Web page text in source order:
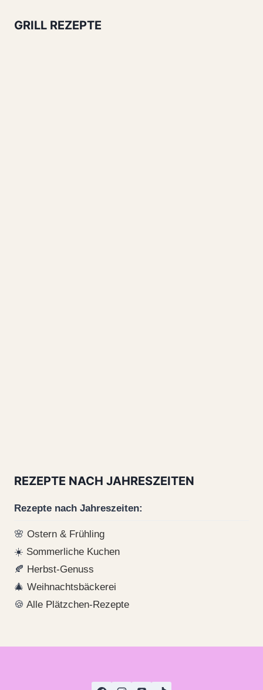
GRILL REZEPTE
REZEPTE NACH JAHRESZEITEN
Rezepte nach Jahreszeiten:
🌸 Ostern & Frühling
☀️ Sommerliche Kuchen
🍂 Herbst-Genuss
🎄 Weihnachtsbäckerei
🍪 Alle Plätzchen-Rezepte